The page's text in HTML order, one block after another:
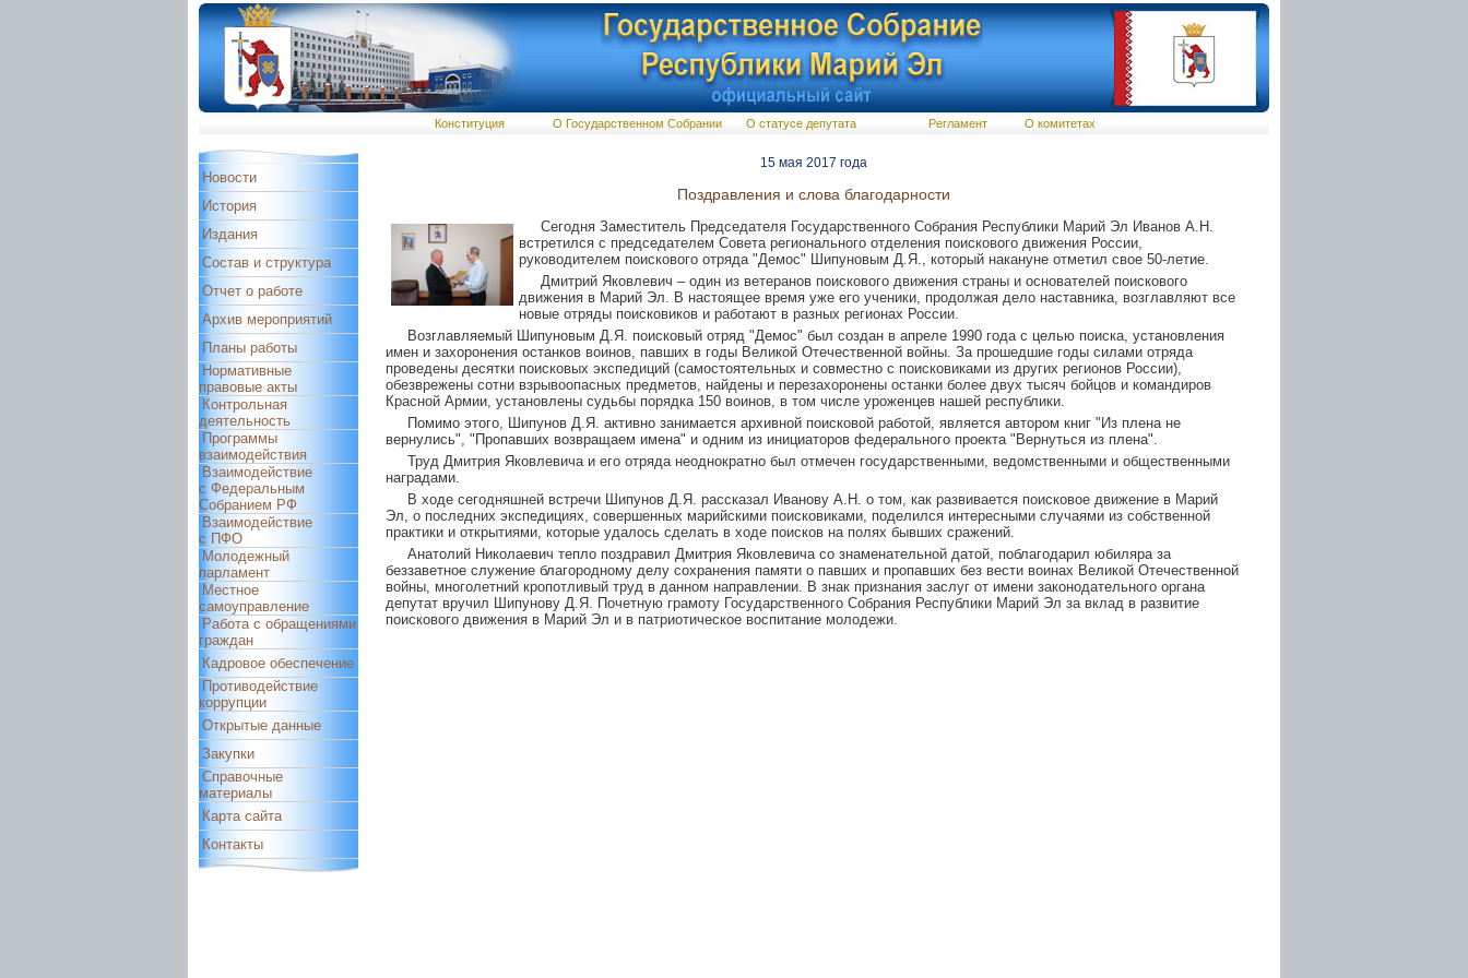
Конституция О Государственном Собрании О статусе депутата Регламент О комитетах
Новости
История
Издания
Состав и структура
Отчет о работе
Архив мероприятий
Планы работы
Нормативные
правовые акты
Контрольная
деятельность
Программы
взаимодействия
Взаимодействие
с Федеральным
Собранием РФ
Взаимодействие
с ПФО
Молодежный
парламент
Местное
самоуправление
Работа с обращениями
граждан
Кадровое обеспечение
Противодействие
коррупции
Открытые данные
Закупки
Справочные
материалы
Карта сайта
Контакты
15 мая 2017 года
Поздравления и слова благодарности
Сегодня Заместитель Председателя Государственного Собрания Республики Марий Эл Иванов А.Н.
встретился с председателем Совета регионального отделения поискового движения России,
руководителем поискового отряда "Демос" Шипуновым Д.Я., который накануне отметил свое 50-летие.
Дмитрий Яковлевич – один из ветеранов поискового движения страны и основателей поискового
движения в Марий Эл. В настоящее время уже его ученики, продолжая дело наставника, возглавляют все
новые отряды поисковиков и работают в разных регионах России.
Возглавляемый Шипуновым Д.Я. поисковый отряд "Демос" был создан в апреле 1990 года с целью поиска, установления
имен и захоронения останков воинов, павших в годы Великой Отечественной войны. За прошедшие годы силами отряда
проведены десятки поисковых экспедиций (самостоятельных и совместно с поисковиками из других регионов России),
обезврежены сотни взрывоопасных предметов, найдены и перезахоронены останки более двух тысяч бойцов и командиров
Красной Армии, установлены судьбы порядка 150 воинов, в том числе уроженцев нашей республики.
Помимо этого, Шипунов Д.Я. активно занимается архивной поисковой работой, является автором книг "Из плена не
вернулись", "Пропавших возвращаем имена" и одним из инициаторов федерального проекта "Вернуться из плена".
Труд Дмитрия Яковлевича и его отряда неоднократно был отмечен государственными, ведомственными и общественными
наградами.
В ходе сегодняшней встречи Шипунов Д.Я. рассказал Иванову А.Н. о том, как развивается поисковое движение в Марий
Эл, о последних экспедициях, совершенных марийскими поисковиками, поделился интересными случаями из собственной
практики и открытиями, которые удалось сделать в ходе поисков на полях бывших сражений.
Анатолий Николаевич тепло поздравил Дмитрия Яковлевича со знаменательной датой, поблагодарил юбиляра за
беззаветное служение благородному делу сохранения памяти о павших и пропавших без вести воинах Великой Отечественной
войны, многолетний кропотливый труд в данном направлении. В знак признания заслуг от имени законодательного органа
депутат вручил Шипунову Д.Я. Почетную грамоту Государственного Собрания Республики Марий Эл за вклад в развитие
поискового движения в Марий Эл и в патриотическое воспитание молодежи.